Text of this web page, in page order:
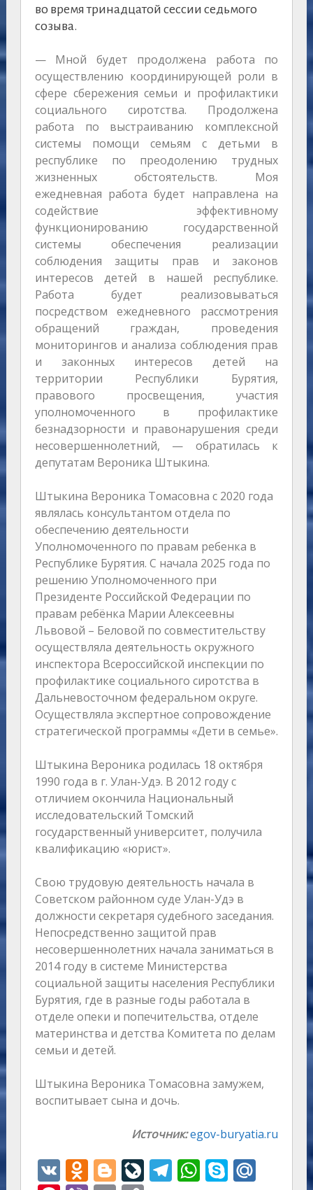
во время тринадцатой сессии седьмого
созыва.
— Мной будет продолжена работа по
осуществлению координирующей роли в
сфере сбережения семьи и профилактики
социального сиротства. Продолжена
работа по выстраиванию комплексной
системы помощи семьям с детьми в
республике по преодолению трудных
жизненных обстоятельств. Моя
ежедневная работа будет направлена на
содействие эффективному
функционированию государственной
системы обеспечения реализации
соблюдения защиты прав и законов
интересов детей в нашей республике.
Работа будет реализовываться
посредством ежедневного рассмотрения
обращений граждан, проведения
мониторингов и анализа соблюдения прав
и законных интересов детей на
территории Республики Бурятия,
правового просвещения, участия
уполномоченного в профилактике
безнадзорности и правонарушения среди
несовершеннолетний, — обратилась к
депутатам Вероника Штыкина.
Штыкина Вероника Томасовна с 2020 года
являлась консультантом отдела по
обеспечению деятельности
Уполномоченного по правам ребенка в
Республике Бурятия. C начала 2025 года по
решению Уполномоченного при
Президенте Российской Федерации по
правам ребёнка Марии Алексеевны
Львовой – Беловой по совместительству
осуществляла деятельность окружного
инспектора Всероссийской инспекции по
профилактике социального сиротства в
Дальневосточном федеральном округе.
Осуществляла экспертное сопровождение
стратегической программы «Дети в семье».
Штыкина Вероника родилась 18 октября
1990 года в г. Улан-Удэ. В 2012 году с
отличием окончила Национальный
исследовательский Томский
государственный университет, получила
квалификацию «юрист».
Свою трудовую деятельность начала в
Советском районном суде Улан-Удэ в
должности секретаря судебного заседания.
Непосредственно защитой прав
несовершеннолетних начала заниматься в
2014 году в системе Министерства
социальной защиты населения Республики
Бурятия, где в разные годы работала в
отделе опеки и попечительства, отделе
материнства и детства Комитета по делам
семьи и детей.
Штыкина Вероника Томасовна замужем,
воспитывает сына и дочь.
Источник:egov-buryatia.ru
V O Bl Li T W S M